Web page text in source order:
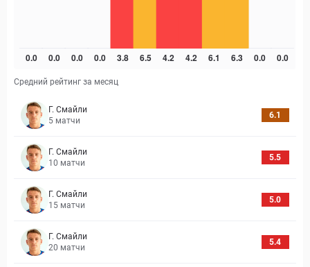
Средний рейтинг за месяц
Г. Смайли
5 матчи
6.1
Г. Смайли
10 матчи
5.5
Г. Смайли
15 матчи
5.0
Г. Смайли
20 матчи
5.4